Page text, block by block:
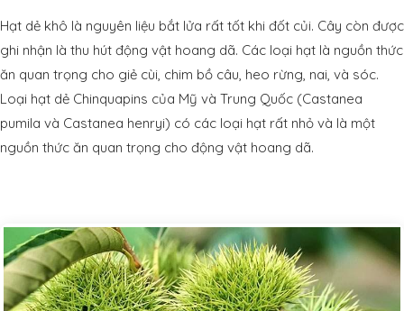
Hạt dẻ khô là nguyên liệu bắt lửa rất tốt khi đốt củi. Cây còn được
ghi nhận là thu hút động vật hoang dã. Các loại hạt là nguồn thức
ăn quan trọng cho giẻ cùi, chim bồ câu, heo rừng, nai, và sóc.
Loại hạt dẻ Chinquapins của Mỹ và Trung Quốc (Castanea
pumila và Castanea henryi) có các loại hạt rất nhỏ và là một
nguồn thức ăn quan trọng cho động vật hoang dã.